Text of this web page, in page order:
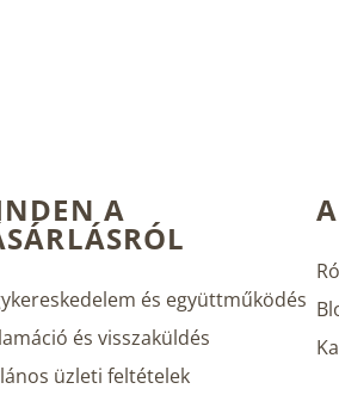
A
és együttműködés
és visszaküldés
üzleti feltételek